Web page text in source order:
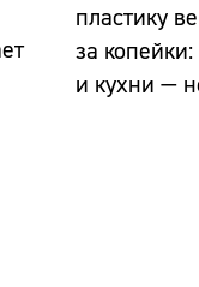
пластику
за
и кухни —